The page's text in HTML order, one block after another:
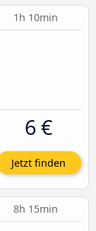
1h 10min
6 €
Jetzt finden
8h 15min